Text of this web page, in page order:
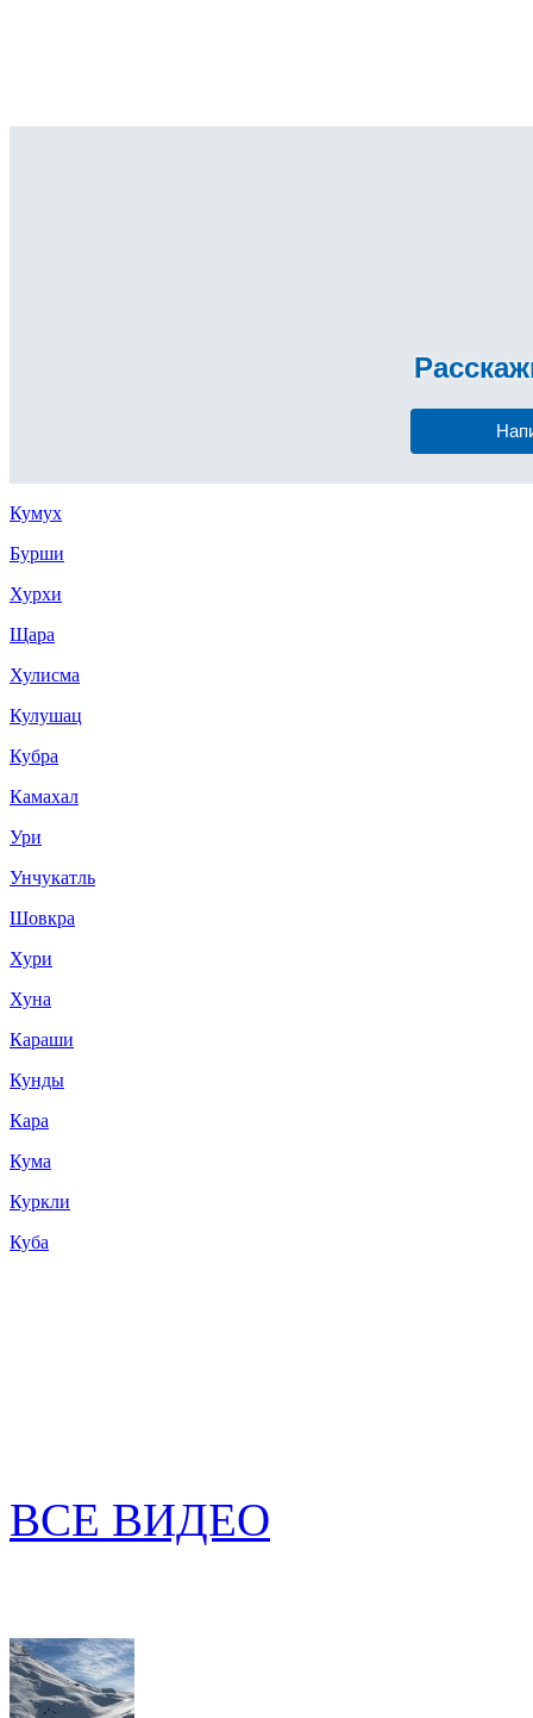
Кумух
Бурши
Хурхи
Щара
Хулисма
Кулушац
Кубра
Камахал
Ури
Унчукатль
Шовкра
Хури
Хуна
Караши
Кунды
Кара
Кума
Куркли
Куба
ВСЕ ВИДЕО